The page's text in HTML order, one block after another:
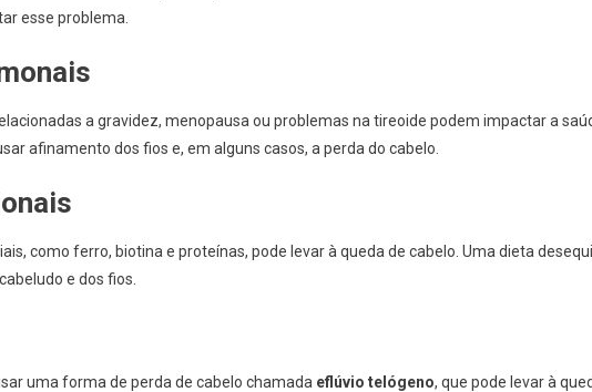
esse problema.
a gravidez, menopausa ou problemas na tireoide podem impactar a
afinamento dos fios e, em alguns casos, a perda do cabelo.
como ferro, biotina e proteínas, pode levar à queda de cabelo. Uma dieta
e dos fios.
uma forma de perda de cabelo chamada eflúvio telógeno, que pode levar à